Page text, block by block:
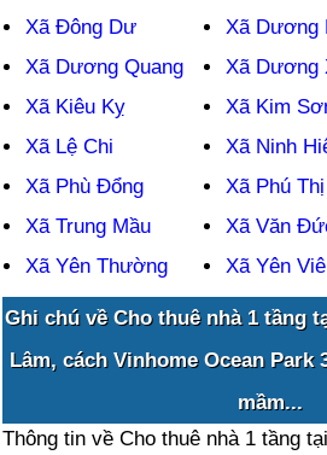
Xã Đông Dư
Xã Dương
Xã Dương Quang
Xã Dương
Xã Kiêu Kỵ
Xã Kim
Xã Lệ Chi
Xã Ninh
Xã Phù Đổng
Xã Phú Thị
Xã Trung Mầu
Xã Văn
Xã Yên Thường
Xã Yên
Ghi chú về Cho thuê nhà 1 tầng
Lâm, cách Vinhome Ocean
mầm...
Thông tin về Cho thuê nhà 1 tầng